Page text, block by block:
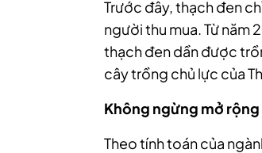
Trước đây, thạch đen
người thu mua. Từ năm
thạch đen dần được
cây trồng chủ lực của
Không ngừng mở
Theo tính toán của